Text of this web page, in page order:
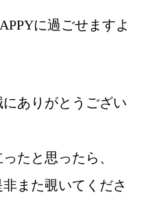
に過ごせますよ
ありがとうござい
たと思ったら、
また覗いてくださ